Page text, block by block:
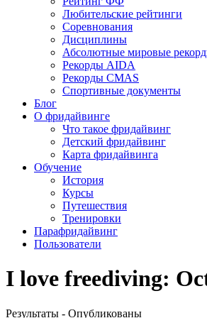
Любительские рейтинги
Соревнования
Дисциплины
Абсолютные мировые
Рекорды AIDA
Рекорды CMAS
Спортивные документы
Блог
О фридайвинге
Что такое фридайвинг
Детский фридайвинг
Карта фридайвинга
Обучение
История
Курсы
Путешествия
Тренировки
Парафридайвинг
Пользователи
I love freediving:
Результаты - Опубликованы